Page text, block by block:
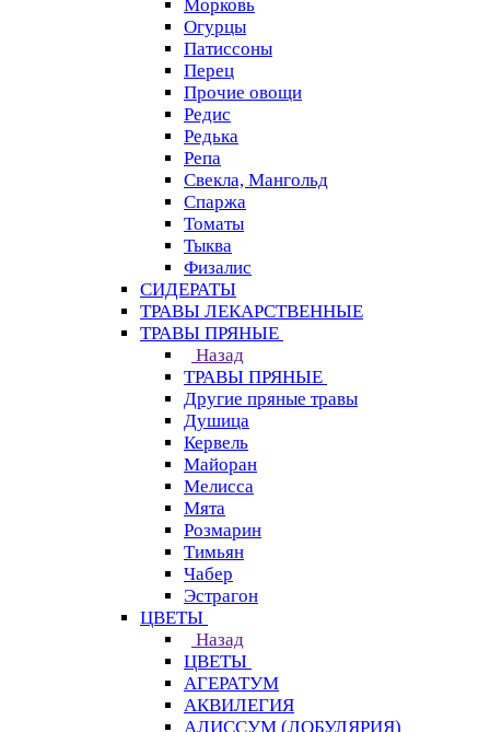
Морковь
Огурцы
Патиссоны
Перец
Прочие овощи
Редис
Редька
Репа
Свекла, Мангольд
Спаржа
Томаты
Тыква
Физалис
СИДЕРАТЫ
ТРАВЫ ЛЕКАРСТВЕННЫЕ
ТРАВЫ ПРЯНЫЕ
Назад
ТРАВЫ ПРЯНЫЕ
Другие пряные травы
Душица
Кервель
Майоран
Мелисса
Мята
Розмарин
Тимьян
Чабер
Эстрагон
ЦВЕТЫ
Назад
ЦВЕТЫ
АГЕРАТУМ
АКВИЛЕГИЯ
АЛИССУМ (ЛОБУЛЯРИЯ)